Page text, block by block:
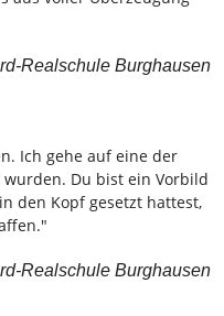
Realschule Burghausen
Ich gehe auf eine der
Du bist ein Vorbild
den Kopf gesetzt hattest,
Realschule Burghausen